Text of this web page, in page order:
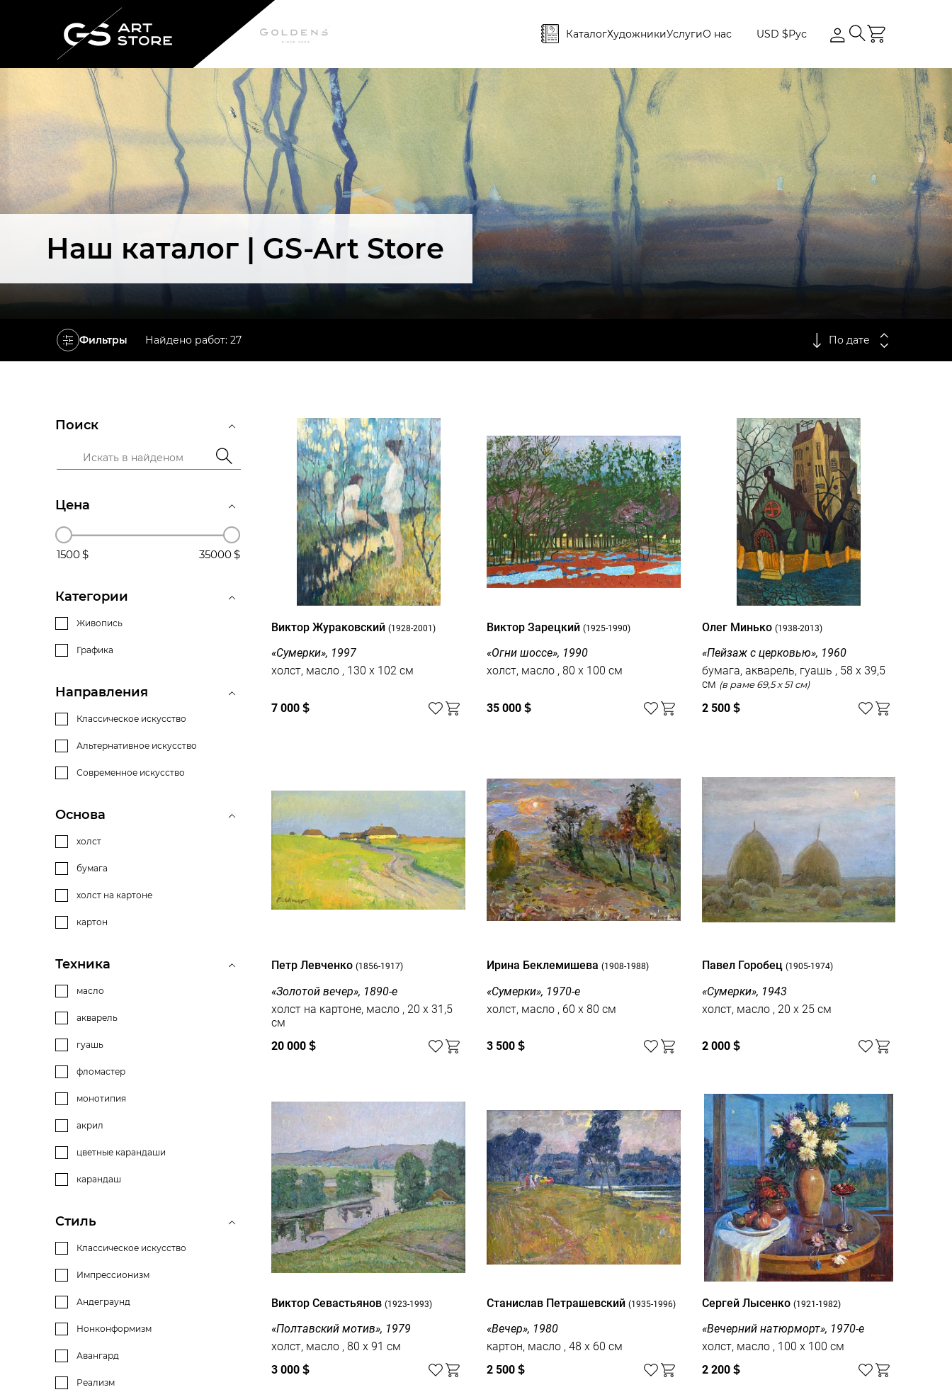
КаталогХудожникиУслугиО нас USD $Рус
Наш каталог | GS-Art Store
Фильтры Найдено работ: 27 По дате
Поиск
Цена
1500 35000
Категории
Живопись
Графика
Направления
Классическое искусство
Альтернативное искусство
Современное искусство
Основа
холст
бумага
холст на картоне
картон
Техника
масло
акварель
гуашь
фломастер
монотипия
акрил
цветные карандаши
карандаш
Стиль
Классическое искусство
Импрессионизм
Андеграунд
Нонконформизм
Авангард
Реализм
Виктор Жураковский(1928-2001)
«Сумерки», 1997
холст, масло , 130 x 102 см
7 000$
Виктор Зарецкий(1925-1990)
«Огни шоссе», 1990
холст, масло , 80 x 100 см
35 000$
Олег Минько (1938-2013)
«Пейзаж с церковью», 1960
бумага, акварель, гуашь , 58 x 39,5
см
(в раме 69,5 x 51 см)
2 500 $
Петр Левченко(1856-1917)
«Золотой вечер», 1890-е
холст на картоне, масло , 20 x 31,5
см
20 000$
Ирина Беклемишева(1908-1988)
«Сумерки», 1970-е
холст, масло , 60 x 80 см
3 500$
Павел Горобец (1905-1974)
«Сумерки», 1943
холст, масло , 20 x 25 см
2 000 $
Виктор Севастьянов(1923-1993)
«Полтавский мотив», 1979
холст, масло , 80 x 91 см
3 000$
Станислав Петрашевский(1935-1996)
«Вечер», 1980
картон, масло , 48 x 60 см
2 500$
Сергей Лысенко (1921-1982)
«Вечерний натюрморт», 1970-е
холст, масло , 100 x 100 см
2 200 $